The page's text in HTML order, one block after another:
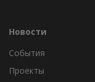
Новости
События
Проекты